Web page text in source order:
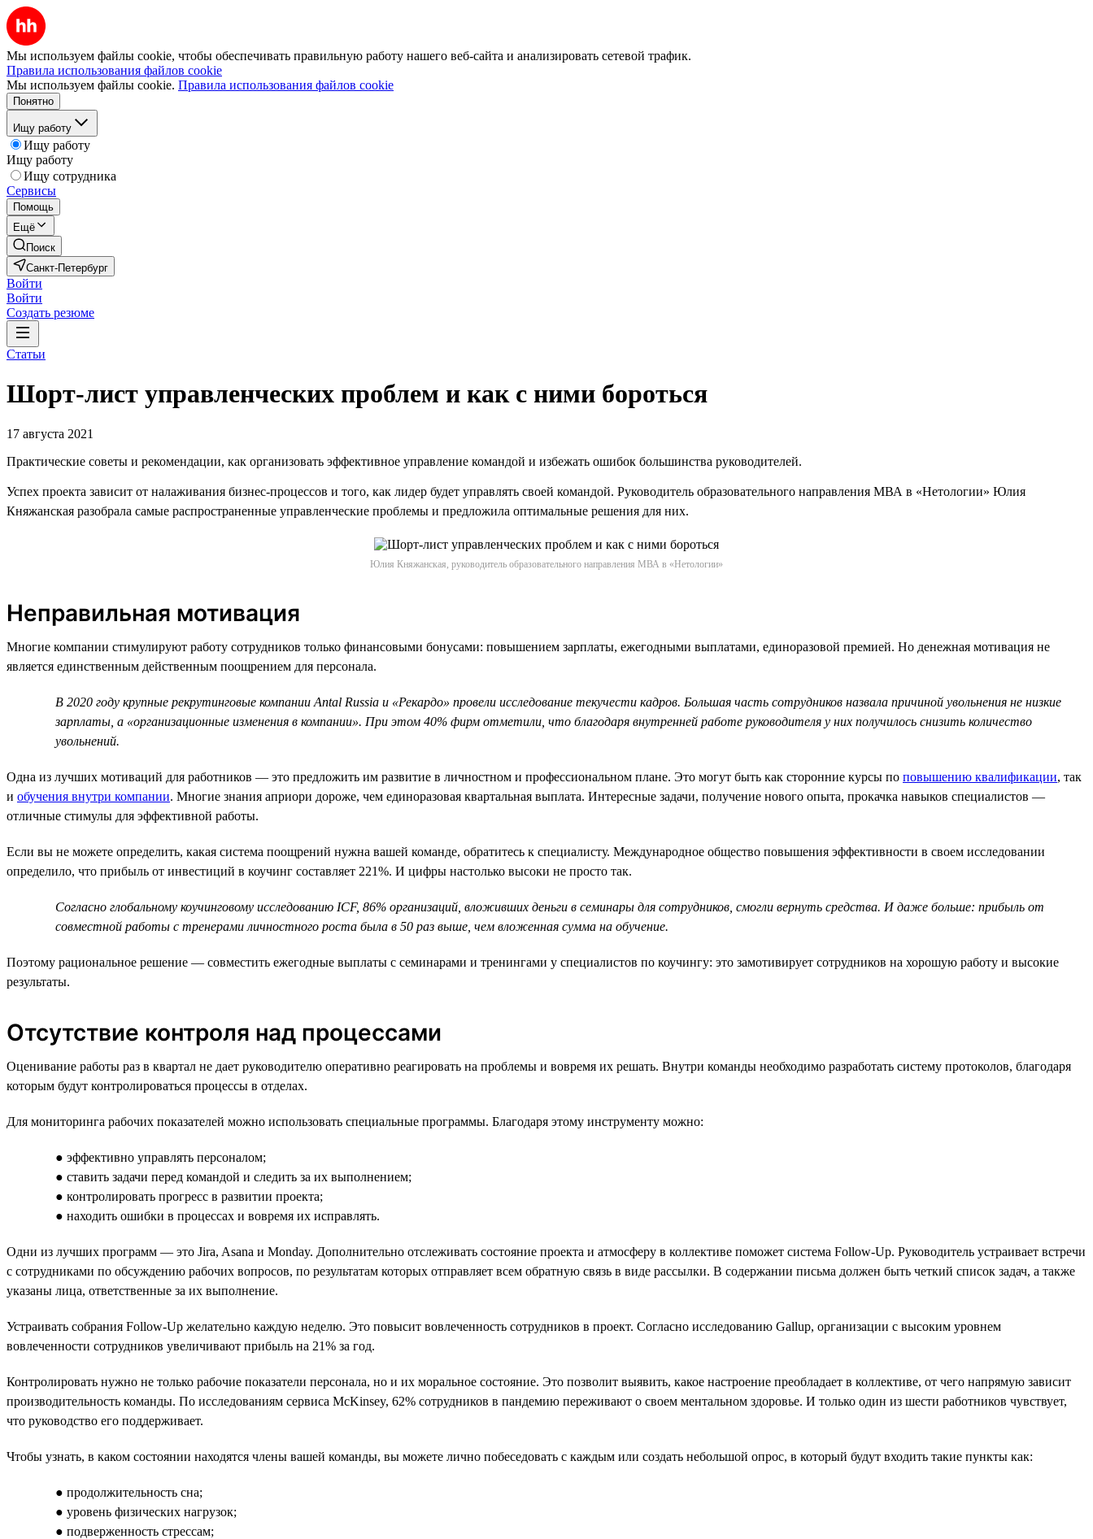
Мы используем файлы cookie, чтобы обеспечивать правильную работу нашего веб-сайта и анализировать сетевой трафик.
Правила использования файлов cookie
Мы используем файлы cookie. Правила использования файлов cookie
Понятно
Ищу работу
Ищу работу
Ищу работу
Ищу сотрудника
Сервисы
Помощь
Ещё
Поиск
Санкт-Петербург
Войти
Войти
Создать резюме
Статьи
Шорт-лист управленческих проблем и как с ними бороться
17 августа 2021
Практические советы и рекомендации, как организовать эффективное управление командой и избежать ошибок большинства руководителей.
Успех проекта зависит от налаживания бизнес-процессов и того, как лидер будет управлять своей командой. Руководитель образовательного направления МВА в «Нетологии» Юлия
Княжанская разобрала самые распространенные управленческие проблемы и предложила оптимальные решения для них.
Юлия Княжанская, руководитель образовательного направления МВА в «Нетологии»
Неправильная мотивация
Многие компании стимулируют работу сотрудников только финансовыми бонусами: повышением зарплаты, ежегодными выплатами, единоразовой премией. Но денежная мотивация не
является единственным действенным поощрением для персонала.
В 2020 году крупные рекрутинговые компании Antal Russia и «Рекардо» провели исследование текучести кадров. Большая часть сотрудников назвала причиной увольнения не низкие
зарплаты, а «организационные изменения в компании». При этом 40% фирм отметили, что благодаря внутренней работе руководителя у них получилось снизить количество
увольнений.
Одна из лучших мотиваций для работников — это предложить им развитие в личностном и профессиональном плане. Это могут быть как сторонние курсы по повышению квалификации, так
и обучения внутри компании. Многие знания априори дороже, чем единоразовая квартальная выплата. Интересные задачи, получение нового опыта, прокачка навыков специалистов —
отличные стимулы для эффективной работы.
Если вы не можете определить, какая система поощрений нужна вашей команде, обратитесь к специалисту. Международное общество повышения эффективности в своем исследовании
определило, что прибыль от инвестиций в коучинг составляет 221%. И цифры настолько высоки не просто так.
Согласно глобальному коучинговому исследованию ICF, 86% организаций, вложивших деньги в семинары для сотрудников, смогли вернуть средства. И даже больше: прибыль от
совместной работы с тренерами личностного роста была в 50 раз выше, чем вложенная сумма на обучение.
Поэтому рациональное решение — совместить ежегодные выплаты с семинарами и тренингами у специалистов по коучингу: это замотивирует сотрудников на хорошую работу и высокие
результаты.
Отсутствие контроля над процессами
Оценивание работы раз в квартал не дает руководителю оперативно реагировать на проблемы и вовремя их решать. Внутри команды необходимо разработать систему протоколов, благодаря
которым будут контролироваться процессы в отделах.
Для мониторинга рабочих показателей можно использовать специальные программы. Благодаря этому инструменту можно:
● эффективно управлять персоналом;
● ставить задачи перед командой и следить за их выполнением;
● контролировать прогресс в развитии проекта;
● находить ошибки в процессах и вовремя их исправлять.
Одни из лучших программ — это Jira, Asana и Monday. Дополнительно отслеживать состояние проекта и атмосферу в коллективе поможет система Follow-Up. Руководитель устраивает встречи
с сотрудниками по обсуждению рабочих вопросов, по результатам которых отправляет всем обратную связь в виде рассылки. В содержании письма должен быть четкий список задач, а также
указаны лица, ответственные за их выполнение.
Устраивать собрания Follow-Up желательно каждую неделю. Это повысит вовлеченность сотрудников в проект. Согласно исследованию Gallup, организации с высоким уровнем
вовлеченности сотрудников увеличивают прибыль на 21% за год.
Контролировать нужно не только рабочие показатели персонала, но и их моральное состояние. Это позволит выявить, какое настроение преобладает в коллективе, от чего напрямую зависит
производительность команды. По исследованиям сервиса McKinsey, 62% сотрудников в пандемию переживают о своем ментальном здоровье. И только один из шести работников чувствует,
что руководство его поддерживает.
Чтобы узнать, в каком состоянии находятся члены вашей команды, вы можете лично побеседовать с каждым или создать небольшой опрос, в который будут входить такие пункты как:
● продолжительность сна;
● уровень физических нагрузок;
● подверженность стрессам;